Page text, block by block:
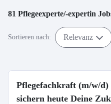
81 Pflegeexperte/-expertin
Sortieren nach: Relevanz
Pflegefachkraft (m/w/
sichern heute Deine